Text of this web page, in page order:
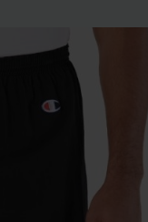
CAMISETAS
TIE DYE